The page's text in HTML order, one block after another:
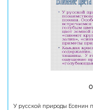
У русской природы Есенин